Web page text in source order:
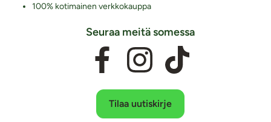
100% kotimainen verkkokauppa
Seuraa meitä somessa
Tilaa uutiskirje